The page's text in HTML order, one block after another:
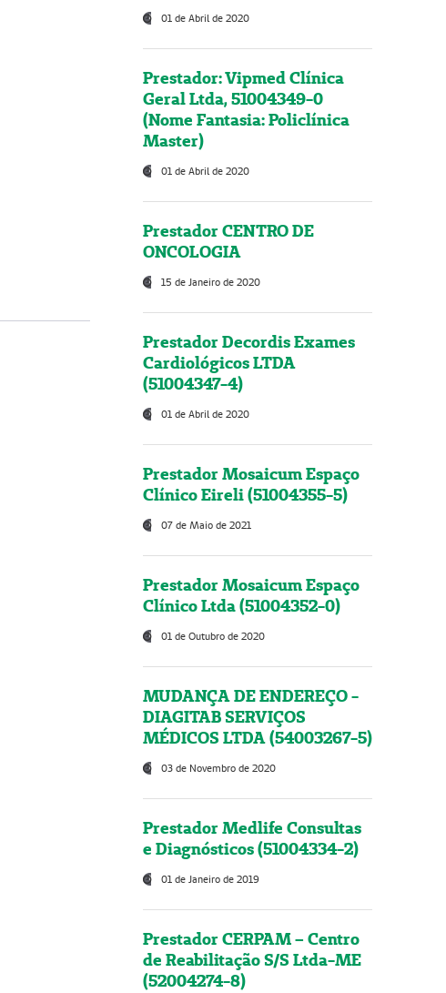
01 de Abril de 2020
Prestador: Vipmed Clínica
Geral Ltda, 51004349-0
(Nome Fantasia: Policlínica
Master)
01 de Abril de 2020
Prestador CENTRO DE
ONCOLOGIA
15 de Janeiro de 2020
Prestador Decordis Exames
Cardiológicos LTDA
(51004347-4)
01 de Abril de 2020
Prestador Mosaicum Espaço
Clínico Eireli (51004355-5)
07 de Maio de 2021
Prestador Mosaicum Espaço
Clínico Ltda (51004352-0)
01 de Outubro de 2020
MUDANÇA DE ENDEREÇO -
DIAGITAB SERVIÇOS
MÉDICOS LTDA (54003267-5)
03 de Novembro de 2020
Prestador Medlife Consultas
e Diagnósticos (51004334-2)
01 de Janeiro de 2019
Prestador CERPAM – Centro
de Reabilitação S/S Ltda-ME
(52004274-8)